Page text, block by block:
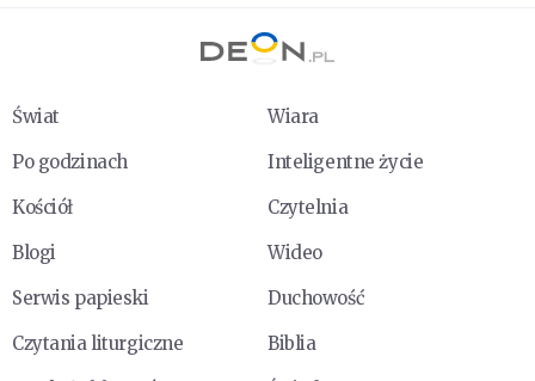
Świat
Wiara
Po godzinach
Inteligentne życie
Kościół
Czytelnia
Blogi
Wideo
Serwis papieski
Duchowość
Czytania liturgiczne
Biblia